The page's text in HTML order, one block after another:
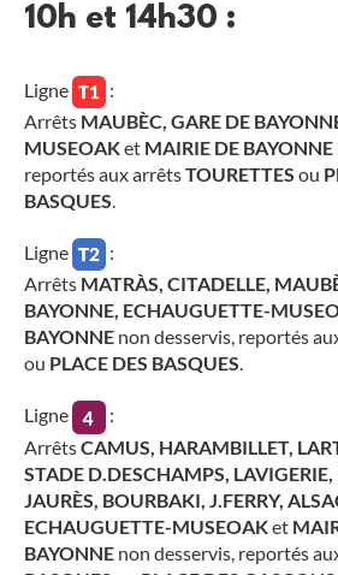
10h et 14h30 :
Ligne
:
Arrêts MAUBÈC, GARE DE
MUSEOAKet MAIRIE DE BAYONNE
reportés aux arrêtsTOURETTES ou
BASQUES.
Ligne
:
Arrêts MATRÀS, CITADELLE,
BAYONNE, ECHAUGUETTE-
BAYONNE non desservis, reportés
ou PLACE DES BASQUES.
Ligne
:
ArrêtsCAMUS, HARAMBILLET,
STADE D.DESCHAMPS,
JAURÈS, BOURBAKI, J.FERRY,
ECHAUGUETTE-MUSEOAKet
BAYONNE non desservis, reportés